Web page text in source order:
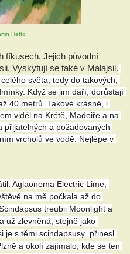
Hetto
fíkusech. Jejich původní
Vyskytují se také v Malajsii.
světa, tedy do takových,
Když se jim daří, dorůstají
40 metrů. Takové krásné, i
viděl na Krétě, Madeiře a na
přijatelných a požadovaných
vrcholů ve vodě. Nejlépe v
Aglaonema Electric Lime,
na mě počkala až do
treubii Moonlight a
už zlevněná, stejně jako
je s těmi scindapsusy  přinesl
a okolí zajímalo, kde se ten